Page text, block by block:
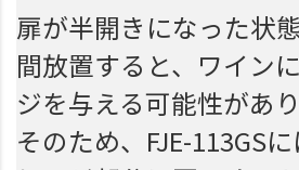
扉が半開きになった状
間放置すると、ワイン
ジを与える可能性があり
そのため、FJE-113GS